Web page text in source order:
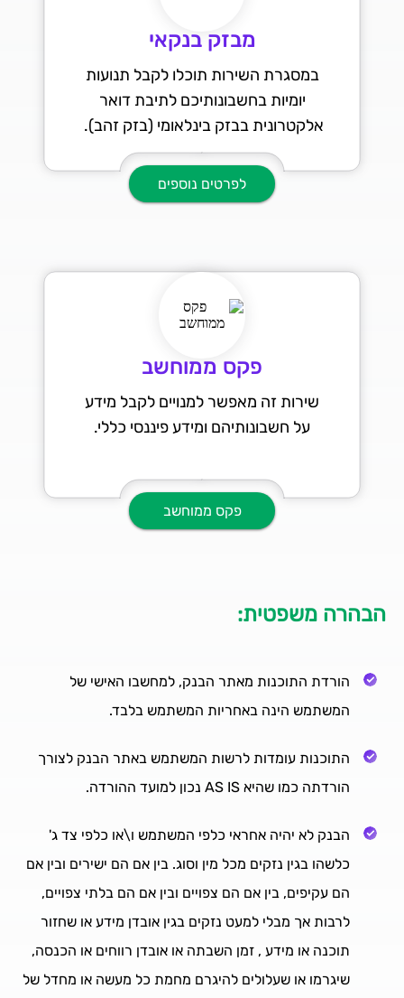
מבזק בנקאי
במסגרת השירות תוכלו לקבל תנועות
יומיות בחשבונותיכם לתיבת דואר
אלקטרונית בבזק בינלאומי (בזק זהב).
לפרטים נוספים
פקס ממוחשב
שירות זה מאפשר למנויים לקבל מידע
על חשבונותיהם ומידע פיננסי כללי.
פקס ממוחשב
הבהרה משפטית:
הורדת התוכנות מאתר הבנק, למחשבו האישי של
המשתמש הינה באחריות המשתמש בלבד.
התוכנות עומדות לרשות המשתמש באתר הבנק לצורך
הורדתה כמו שהיא AS IS נכון למועד ההורדה.
הבנק לא יהיה אחראי כלפי המשתמש ו\או כלפי צד ג'
כלשהו בגין נזקים מכל מין וסוג. בין אם הם ישירים ובין אם
הם עקיפים, בין אם הם צפויים ובין אם הם בלתי צפויים,
לרבות אך מבלי למעט נזקים בגין אובדן מידע או שחזור
תוכנה או מידע , זמן השבתה או אובדן רווחים או הכנסה,
שיגרמו או שעלולים להיגרם מחמת כל מעשה או מחדל של